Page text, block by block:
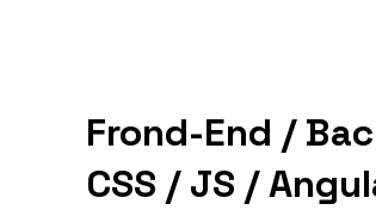
Frond-End /
CSS / JS /